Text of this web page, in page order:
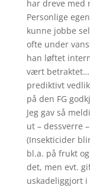
har dreve med
Personlige
kunne jobbe
ofte under
han løftet
vært betraktet…
prediktivt
på den FG
Jeg gav så
ut – dessverre
(Insekticider
bl.a. på frukt
det, men evt.
uskadeliggjort i